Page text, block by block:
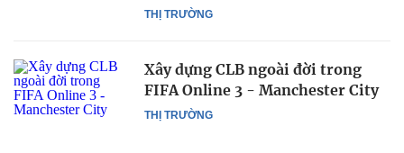
THỊ TRƯỜNG
THỊ TRƯỜNG
Xây dựng CLB ngoài đời trong
FIFA Online 3 - Manchester City